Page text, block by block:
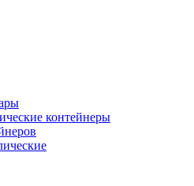
контейнеры